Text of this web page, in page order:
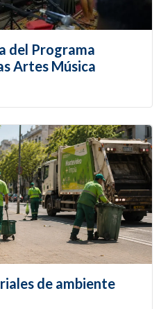
del Programa
Artes Música
de ambiente